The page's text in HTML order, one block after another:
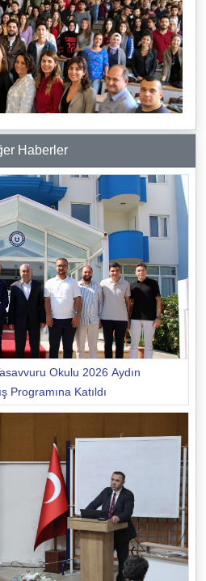
Haberler
Okulu 2026 Aydın
Programına Katıldı